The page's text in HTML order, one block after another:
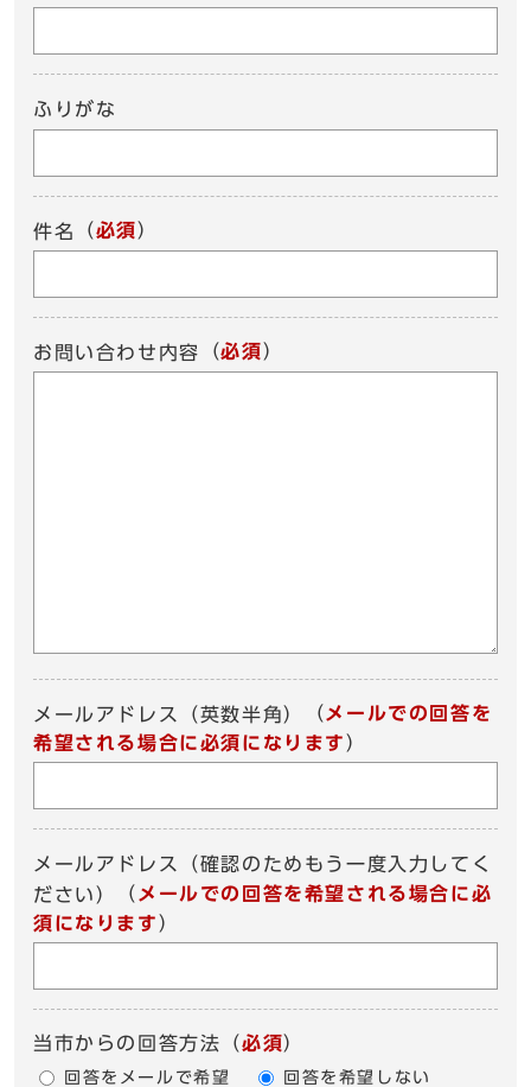
ふりがな
件名 （必須）
お問い合わせ内容 （必須）
メールアドレス（英数半角） （ メールでの回答を
希望される場合に必須になります ）
メールアドレス（確認のためもう一度入力してく
ださい）
（ メールでの回答を希望される場合に必
須になります ）
当市からの回答方法 （必須）
回答をメールで希望 回答を希望しない